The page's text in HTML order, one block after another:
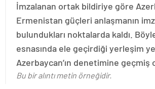
İmzalanan ortak bildiriye göre
Ermenistan güçleri anlaşmanın
bulundukları noktalarda kaldı.
esnasında ele geçirdiği yerleşim
Azerbaycan’ın denetimine geçmiş
Bu bir alıntı metin örneğidir.